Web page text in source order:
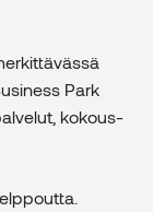
Park
kokous-